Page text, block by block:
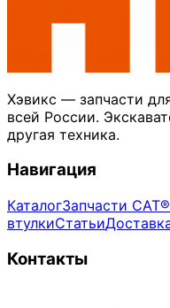
Хэвикс — запчасти
всей России.
другая техника.
Навигация
КаталогЗапчасти CAT®
втулкиСтатьи
Контакты